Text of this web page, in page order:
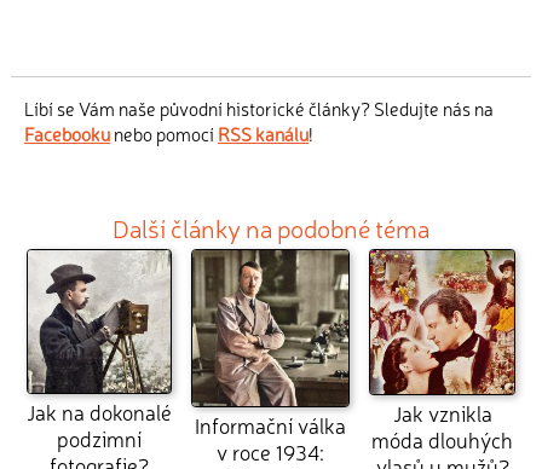
Líbí se Vám naše původní historické články? Sledujte nás na
Facebookunebo pomocí RSS kanálu!
Další články na podobné téma
Jak na dokonalé
podzimní
Informační válka
v roce 1934:
Jak vznikla
móda dlouhých